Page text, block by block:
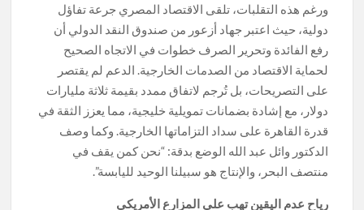
ورغم هذه التقلبات، تلقى الاقتصاد المصري جرعة تفاؤل
دولية، حيث اعتبر جهاد أزعور من صندوق النقد الدولي أن
رفع الفائدة وتحرير الصرف خطوات في الاتجاه الصحيح
لحماية الاقتصاد من الصدمات الخارجية. الدعم لم يقتصر
على التصريحات، بل تُرجم لاتفاق ممدد بقيمة ثلاثة مليارات
دولار، مع إشادة بضمانات تمويلية خليجية، مما يعزز الثقة في
قدرة القاهرة على سداد التزاماتها الخارجية. وكما وصف
الدكتور وائل عبد الله الوضع بدقة: “نحن كمن يقف في
منتصف البحر، والإنتاج هو سبيلنا الوحيد لليابسة”.
رياح عدم اليقين تهب على المزارع الأمريكي